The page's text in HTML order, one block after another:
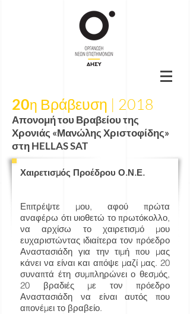
20η Βράβευση | 2018
Απονομή του Βραβείου της
Χρονιάς «Μανώλης Χριστοφίδης»
στη HELLAS SAT
Χαιρετισμός Προέδρου Ο.Ν.Ε.
Επιτρέψτε μου, αφού πρώτα
αναφέρω ότι υιοθετώ το πρωτόκολλο,
να αρχίσω το χαιρετισμό μου
ευχαριστώντας ιδιαίτερα τον πρόεδρο
Αναστασιάδη για την τιμή που μας
κάνει να είναι και απόψε μαζί μας. 20
συναπτά έτη συμπληρώνει ο θεσμός,
20 βραδιές με τον πρόεδρο
Αναστασιάδη να είναι αυτός που
απονέμει το βραβείο.